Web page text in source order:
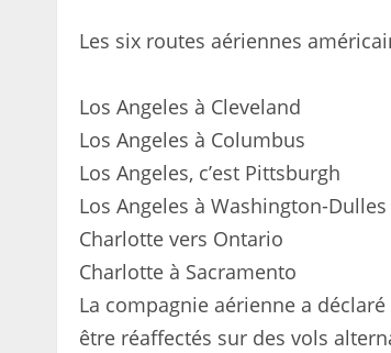
Les six routes aériennes
Los Angeles à Cleveland
Los Angeles à Columbus
Los Angeles, c’est Pittsburgh
Los Angeles à Washington-Dulles
Charlotte vers Ontario
Charlotte à Sacramento
La compagnie aérienne a
être réaffectés sur des vols